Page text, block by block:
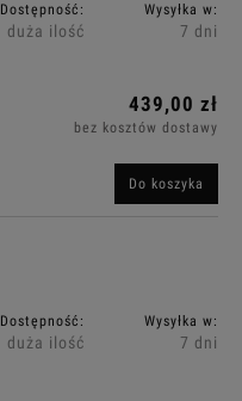
Dostępność:
duża ilość
Wysyłka w:
7 dni
439,00 zł
bez kosztów dostawy
Do koszyka
Dostępność:
duża ilość
Wysyłka w:
7 dni